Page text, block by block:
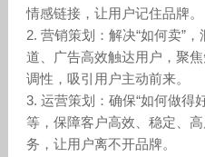
情感链接，让用户记住品牌。
2. 营销策划：解决“如何卖”
道、广告高效触达用户，聚
调性，吸引用户主动前来。
3. 运营策划：确保“如何做得
等，保障客户高效、稳定、
务，让用户离不开品牌。